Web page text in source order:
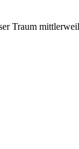
Traum